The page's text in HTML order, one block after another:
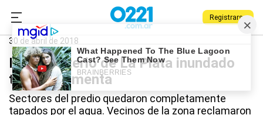
Registrarse
0221.com.ar
La Plata
30 de abril de 2018
El cementerio de La Plata inundado
tras la tormenta
Sectores del predio quedaron completamente
tapados por el agua. Vecinos de la zona reclamaron